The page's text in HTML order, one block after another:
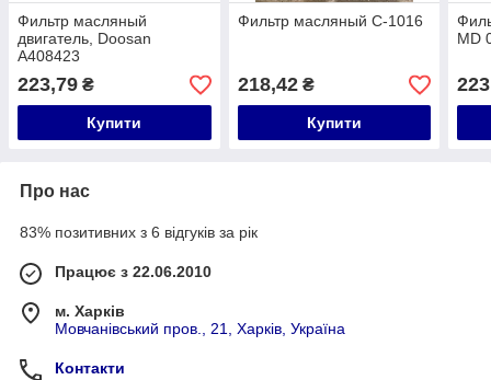
Фильтр масляный
двигатель, Doosan
A408423
223,79 ₴
Купити
Фильтр масляный С-1016
218,42₴
Купити
MD
Про нас
83% позитивних з 6 відгуків за рік
Працює з 22.06.2010
м. Харків
Мовчанівський пров., 21, Харків, Україна
Контакти